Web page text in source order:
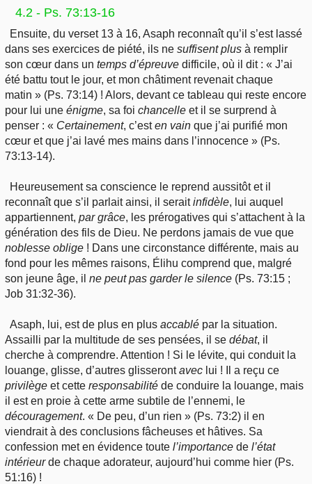
4.2 - Ps. 73:13-16
Ensuite, du verset 13 à 16, Asaph reconnaît qu’il s’est lassé
dans ses exercices de piété, ils ne suffisentplus à remplir
son cœur dans un temps d’épreuve difficile, où il dit : « J’ai
été battu tout le jour, et mon châtiment revenait chaque
matin » (Ps. 73:14) ! Alors, devant ce tableau qui reste encore
pour lui une énigme, sa foi chancelle et il se surprend à
penser : « Certainement, c’esten vain que j’ai purifié mon
cœur et que j’ai lavé mes mains dans l’innocence » (Ps.
73:13-14).
Heureusement sa conscience le reprend aussitôt et il
reconnaît que s’il parlait ainsi, il seraitinfidèle, lui auquel
appartiennent, pargrâce, les prérogatives qui s’attachent à la
génération des fils de Dieu. Ne perdons jamais de vue que
noblesse oblige ! Dans une circonstance différente, mais au
fond pour les mêmes raisons, Élihu comprend que, malgré
son jeune âge, il ne peut pas garder le silence (Ps. 73:15 ;
Job 31:32-36).
Asaph, lui, est de plus en plusaccablé par la situation.
Assailli par la multitude de ses pensées, il se débat, il
cherche à comprendre. Attention ! Si le lévite, qui conduit la
louange, glisse, d’autres glisserontavec lui ! Il a reçu ce
privilège et cette responsabilité de conduire la louange, mais
il est en proie à cette arme subtile de l’ennemi, le
découragement. « De peu, d’un rien » (Ps. 73:2) il en
viendrait à des conclusions fâcheuses et hâtives. Sa
confession met en évidence toute l’importance de l’état
intérieurde chaque adorateur, aujourd’hui comme hier (Ps.
51:16) !